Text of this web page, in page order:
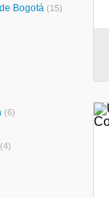
Bogotá (15)
(6)
(4)